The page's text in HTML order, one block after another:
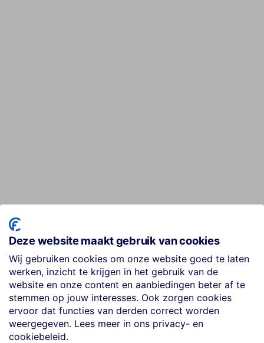
Deze website maakt gebruik van cookies
Wij gebruiken cookies om onze website goed te laten
werken, inzicht te krijgen in het gebruik van de
website en onze content en aanbiedingen beter af te
stemmen op jouw interesses. Ook zorgen cookies
ervoor dat functies van derden correct worden
weergegeven. Lees meer in ons privacy- en
cookiebeleid.